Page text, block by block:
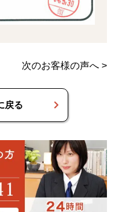
次のお客様の声へ >
戻る